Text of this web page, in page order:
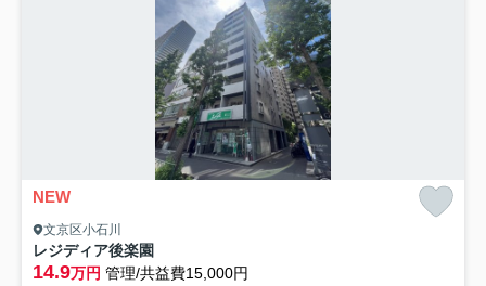
NEW
文京区小石川
レジディア後楽園
14.9万円 管理/共益費15,000円